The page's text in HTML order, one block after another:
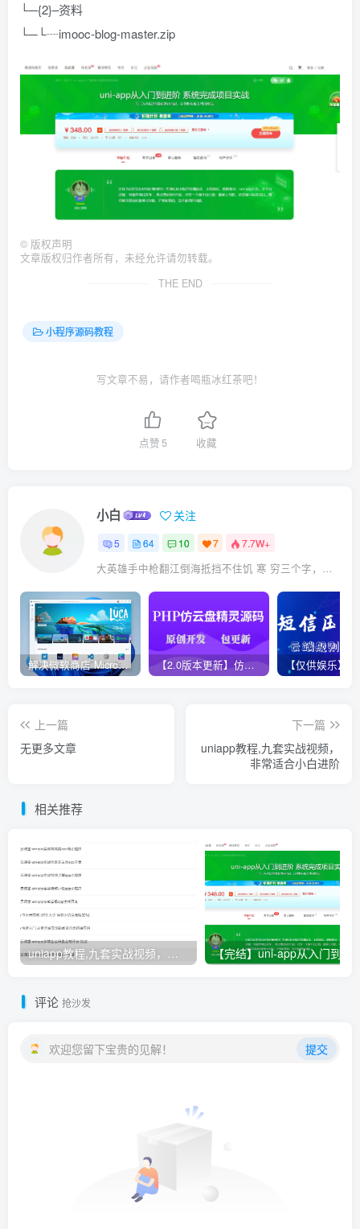
└─{2}–资料
└─└┈imooc-blog-master.zip
© 版权声明
文章版权归作者所有，未经允许请勿转载。
THE END
小程序源码教程
写文章不易，请作者喝瓶冰红茶吧！
点赞 5 收藏
小白 关注
5 64 10 7 7.7W+
大英雄手中枪翻江倒海抵挡不住饥 寒 穷三个字，英雄至此未必英雄！
解决微软商店 Microsoft Store无法更新方法，亲测有效！ 【2.0版本更新】仿代下狗云盘精灵源码，PHP素材代下载搜索引擎系统运营版本，持续更新中
上一篇
无更多文章
下一篇
uniapp教程,九套实战视频，
非常适合小白进阶
相关推荐
uniapp教程,九套实战视频，非常适合小白进阶
评论 抢沙发
欢迎您留下宝贵的见解！ 提交